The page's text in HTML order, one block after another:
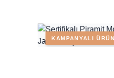
KAMPANYALI ÜRÜN